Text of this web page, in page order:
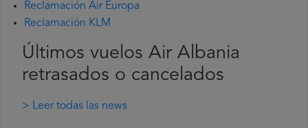
Reclamación Air Europa
Reclamación KLM
Últimos vuelos Air Albania
retrasados o cancelados
> Leer todas las news